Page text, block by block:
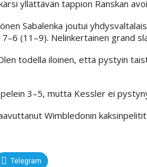
yllättävän tappion Ranskan
Sabalenka joutui
(11–9). Nelinkertainen grand
todella iloinen, että pystyin
3–5, mutta Kessler ei
Wimbledonin
Telegram